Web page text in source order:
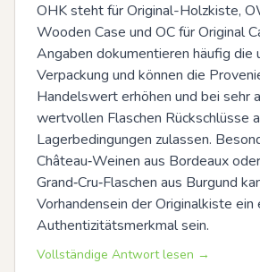
OHK steht für Original-Holzkiste,
Wooden Case und OC für Original
Angaben dokumentieren häufig die
Verpackung und können die
Handelswert erhöhen und bei sehr
wertvollen Flaschen Rückschlüsse
Lagerbedingungen zulassen.
Château‑Weinen aus Bordeaux oder
Grand‑Cru‑Flaschen aus Burgund
Vorhandensein der Originalkiste
Authentizitätsmerkmal sein.
Vollständige Antwort lesen →